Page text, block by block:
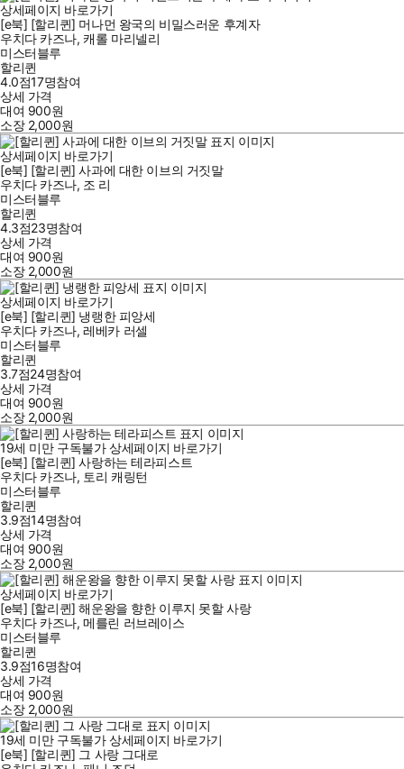
상세페이지 바로가기
[e북] [할리퀸] 머나먼 왕국의 비밀스러운 후계자
우치다 카즈나,캐롤 마리넬리
미스터블루
할리퀸
4.0점17명참여
상세 가격
대여 900원
소장 2,000원
상세페이지 바로가기
[e북] [할리퀸] 사과에 대한 이브의 거짓말
우치다 카즈나, 조 리
미스터블루
할리퀸
4.3점23명참여
상세 가격
대여 900원
소장 2,000원
상세페이지 바로가기
[e북] [할리퀸] 냉랭한 피앙세
우치다 카즈나,레베카 러셀
미스터블루
할리퀸
3.7점24명참여
상세 가격
대여 900원
소장 2,000원
19세 미만 구독불가 상세페이지 바로가기
[e북] [할리퀸] 사랑하는 테라피스트
우치다 카즈나, 토리 캐링턴
미스터블루
할리퀸
3.9점14명참여
상세 가격
대여 900원
소장 2,000원
상세페이지 바로가기
[e북] [할리퀸] 해운왕을 향한 이루지 못할 사랑
우치다 카즈나,메를린 러브레이스
미스터블루
할리퀸
3.9점16명참여
상세 가격
대여 900원
소장 2,000원
19세 미만 구독불가 상세페이지 바로가기
[e북] [할리퀸] 그 사랑 그대로